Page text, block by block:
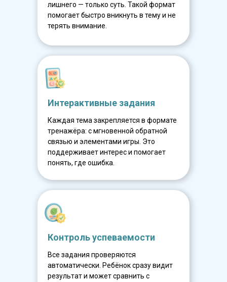
лишнего — только суть. Такой формат
помогает быстро вникнуть в тему и не
терять внимание.
Каждая тема закрепляется в формате
тренажёра: с мгновенной обратной
связью и элементами игры. Это
поддерживает интерес и помогает
понять, где ошибка.
Интерактивные задания
Контроль успеваемости
Все задания проверяются
автоматически. Ребёнок сразу видит
результат и может сравнить с